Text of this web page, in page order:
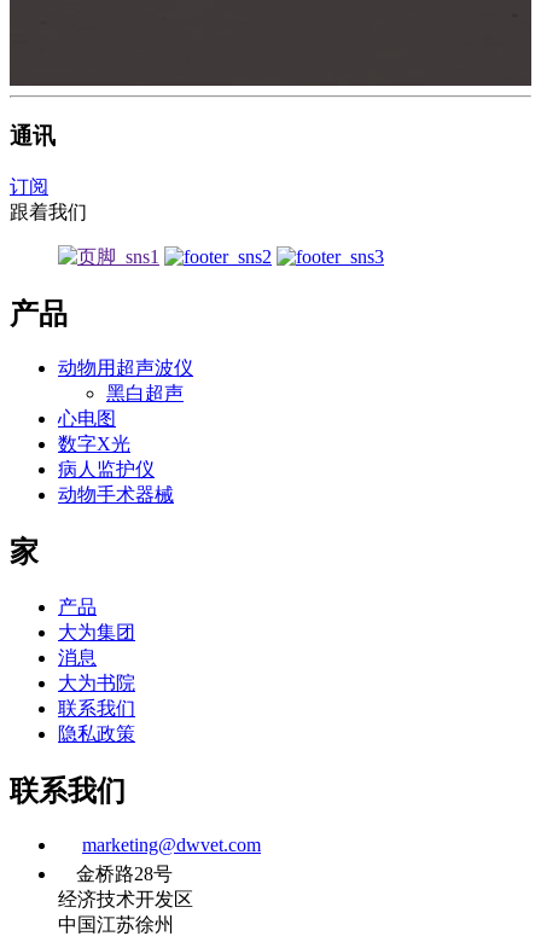
通讯
订阅
跟着我们
产品
动物用超声波仪
黑白超声
心电图
数字X光
病人监护仪
动物手术器械
家
产品
大为集团
消息
大为书院
联系我们
隐私政策
联系我们
marketing@dwvet.com
金桥路28号
经济技术开发区
中国江苏徐州